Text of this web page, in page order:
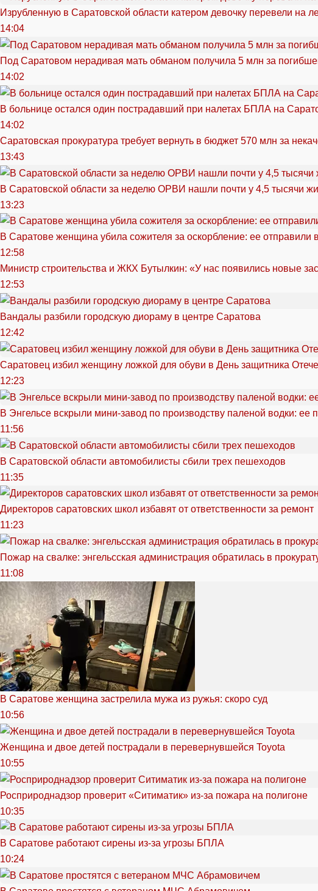
Изрубленную в Саратовской области катером девочку перевели на
14:04
Под Саратовом нерадивая мать обманом получила 5 млн за
14:02
В больнице остался один пострадавший при налетах БПЛА на
14:02
Саратовская прокуратура требует вернуть в бюджет 570 млн за
13:43
В Саратовской области за неделю ОРВИ нашли почти у 4,5 тысячи
13:23
В Саратове женщина убила сожителя за оскорбление: ее отправили
12:58
Министр строительства и ЖКХ Бутылкин: «У нас появились новые
12:53
Вандалы разбили городскую диораму в центре Саратова
12:42
Саратовец избил женщину ложкой для обуви в День защитника
12:23
В Энгельсе вскрыли мини-завод по производству паленой водки:
11:56
В Саратовской области автомобилисты сбили трех пешеходов
11:35
Директоров саратовских школ избавят от ответственности за ремонт
11:23
Пожар на свалке: энгельсская администрация обратилась в
11:08
В Саратове женщина застрелила мужа из ружья: скоро суд
10:56
Женщина и двое детей пострадали в перевернувшейся Toyota
10:55
Росприроднадзор проверит «Ситиматик» из-за пожара на полигоне
10:35
В Саратове работают сирены из-за угрозы БПЛА
10:24